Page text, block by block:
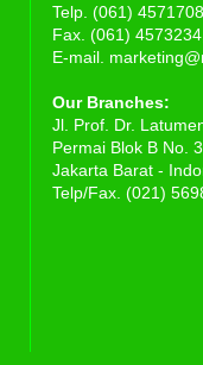
Telp. (061)
Fax. (061)
E-mail.
Our Branches:
Jl. Prof. Dr.
Permai Blok B No.
Jakarta Barat -
Telp/Fax. (021)